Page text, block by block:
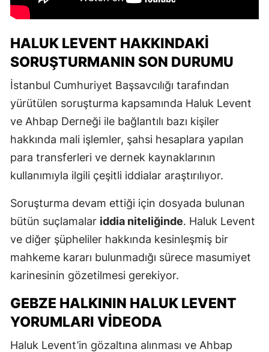
HALUK LEVENT HAKKINDAKI
SORUŞTURMANIN SON DURUMU
İstanbul Cumhuriyet Başsavcılığı tarafından
yürütülen soruşturma kapsamında Haluk Levent
ve Ahbap Derneği ile bağlantılı bazı kişiler
hakkında mali işlemler, şahsi hesaplara yapılan
para transferleri ve dernek kaynaklarının
kullanımıyla ilgili çeşitli iddialar araştırılıyor.
Soruşturma devam ettiği için dosyada bulunan
bütün suçlamalar iddia niteliğinde. Haluk Levent
ve diğer şüpheliler hakkında kesinleşmiş bir
mahkeme kararı bulunmadığı sürece masumiyet
karinesinin gözetilmesi gerekiyor.
GEBZE HALKININ HALUK LEVENT
YORUMLARI VIDEODA
Haluk Levent’in gözaltına alınması ve Ahbap